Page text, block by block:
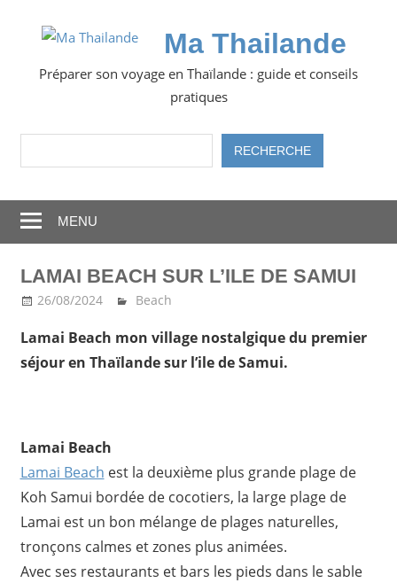
Ma Thailande
Préparer son voyage en Thaïlande : guide et conseils
pratiques
RechercherRECHERCHE
MENU
LAMAI BEACH SUR L’ILE DE SAMUI
26/08/2024 Ma Thailande
Beach
Lamai Beach mon village nostalgique du premier
séjour en Thaïlande sur l’ile de Samui.
Lamai Beach
Lamai Beach est la deuxième plus grande plage de
Koh Samui bordée de cocotiers, la large plage de
Lamai est un bon mélange de plages naturelles,
tronçons calmes et zones plus animées.
Avec ses restaurants et bars les pieds dans le sable